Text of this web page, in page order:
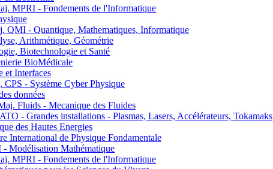
MPRI - Fondements de l'Informatique
- Quantique, Mathematiques, Informatique
Arithmétique, Géométrie
Biotechnologie et Santé
BioMédicale
Interfaces
- Système Cyber Physique
données
Fluids - Mecanique des Fluides
- Grandes installations - Plasmas, Lasers, Accélérateurs, Tokamaks
des Hautes Energies
International de Physique Fondamentale
Mathématique
MPRI - Fondements de l'Informatique